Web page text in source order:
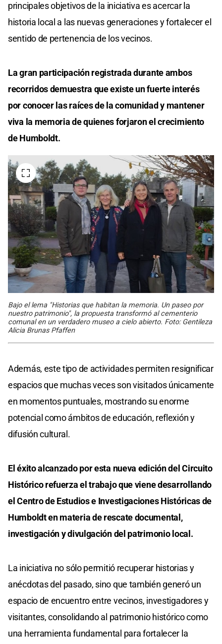
principales objetivos de la iniciativa es acercar la
historia local a las nuevas generaciones y fortalecer el
sentido de pertenencia de los vecinos.
La gran participación registrada durante ambos
recorridos demuestra que existe un fuerte interés
por conocer las raíces de la comunidad y mantener
viva la memoria de quienes forjaron el crecimiento
de Humboldt.
Bajo el lema "Historias que habitan la memoria. Un paseo por
nuestro patrimonio", la propuesta transformó al cementerio
comunal en un verdadero museo a cielo abierto. Foto: Gentileza
Alicia Brunas Pfaffen
Además, este tipo de actividades permiten resignificar
espacios que muchas veces son visitados únicamente
en momentos puntuales, mostrando su enorme
potencial como ámbitos de educación, reflexión y
difusión cultural.
El éxito alcanzado por esta nueva edición del Circuito
Histórico refuerza el trabajo que viene desarrollando
el Centro de Estudios e Investigaciones Históricas de
Humboldt en materia de rescate documental,
investigación y divulgación del patrimonio local.
La iniciativa no sólo permitió recuperar historias y
anécdotas del pasado, sino que también generó un
espacio de encuentro entre vecinos, investigadores y
visitantes, consolidando al patrimonio histórico como
una herramienta fundamental para fortalecer la